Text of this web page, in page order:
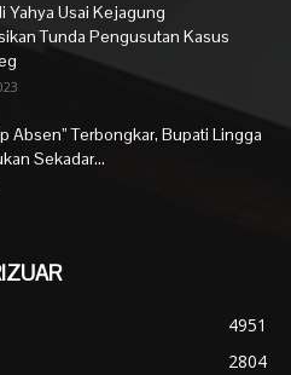
Yahya Usai Kejagung
Tunda Pengusutan Kasus
Absen” Terbongkar, Bupati Lingga
Sekadar...
4951
2804